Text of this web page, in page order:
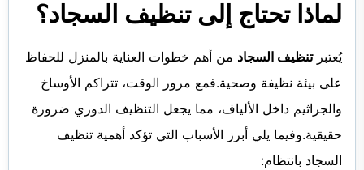
لماذا تحتاج إلى تنظيف السجاد؟
يُعتبرتنظيف السجاد من أهم خطوات العناية بالمنزل للحفاظ
على بيئة نظيفة وصحية.فمع مرور الوقت، تتراكم الأوساخ
والجراثيم داخل الألياف، مما يجعل التنظيف الدوري ضرورة
حقيقية.وفيما يلي أبرز الأسباب التي تؤكد أهمية تنظيف
السجاد بانتظام: